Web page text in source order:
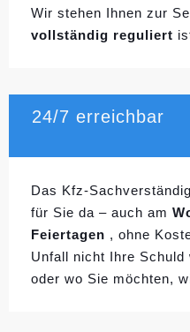
Wir stehen Ihnen zur
vollständig reguliert
24/7 erreichbar
Das Kfz-
für Sie da – auch am
Feiertagen , ohne
Unfall nicht Ihre Schuld
oder wo Sie möchten,